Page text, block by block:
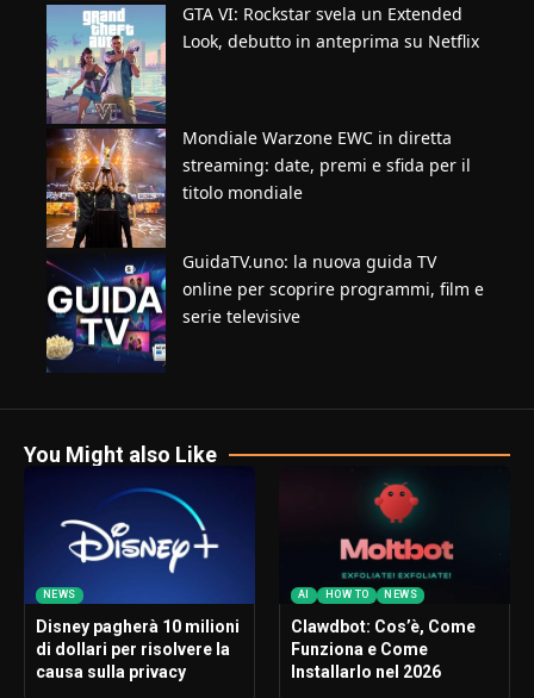
GTA VI: Rockstar svela un Extended
Look, debutto in anteprima su Netflix
Mondiale Warzone EWC in diretta
streaming: date, premi e sfida per il
titolo mondiale
GuidaTV.uno: la nuova guida TV
online per scoprire programmi, film e
serie televisive
You Might also Like
NEWS
Disney pagherà 10 milioni
di dollari per risolvere la
causa sulla privacy
AI HOW TO NEWS
Clawdbot: Cos’è, Come
Funziona e Come
Installarlo nel 2026